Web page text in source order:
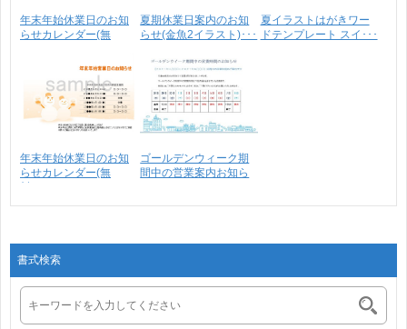
年末年始休業日のお知
らせカレンダー(無
夏期休業日案内のお知
らせ(金魚2イラスト)･･･
夏イラストはがきワー
ドテンプレート スイ･･･
年末年始休業日のお知
らせカレンダー(無
ゴールデンウィーク期
間中の営業案内お知ら
書式検索